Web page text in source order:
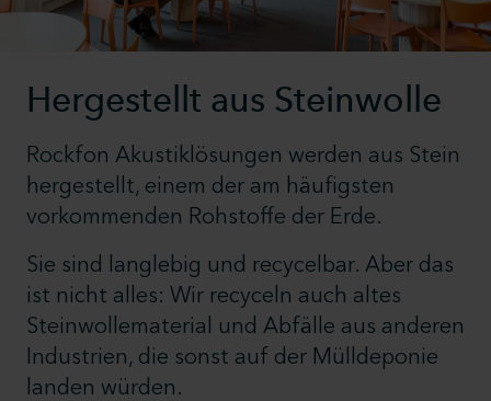
Hergestellt aus Steinwolle
Rockfon Akustiklösungen werden aus Stein
hergestellt, einem der am häufigsten
vorkommenden Rohstoffe der Erde.
Sie sind langlebig und recycelbar. Aber das
ist nicht alles: Wir recyceln auch altes
Steinwollematerial und Abfälle aus anderen
Industrien, die sonst auf der Mülldeponie
landen würden.